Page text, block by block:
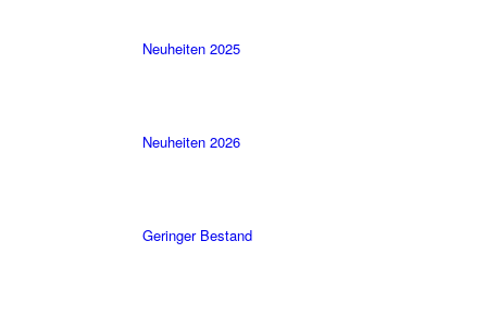
Neuheiten 2025
Neuheiten 2026
Geringer Bestand